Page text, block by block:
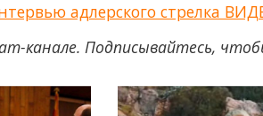
адлерского стрелка
канале. Подписывайтесь,